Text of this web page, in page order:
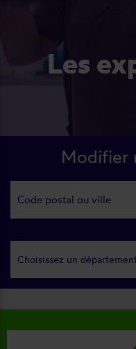
Les experts du volet
Modifier
Choisissez un